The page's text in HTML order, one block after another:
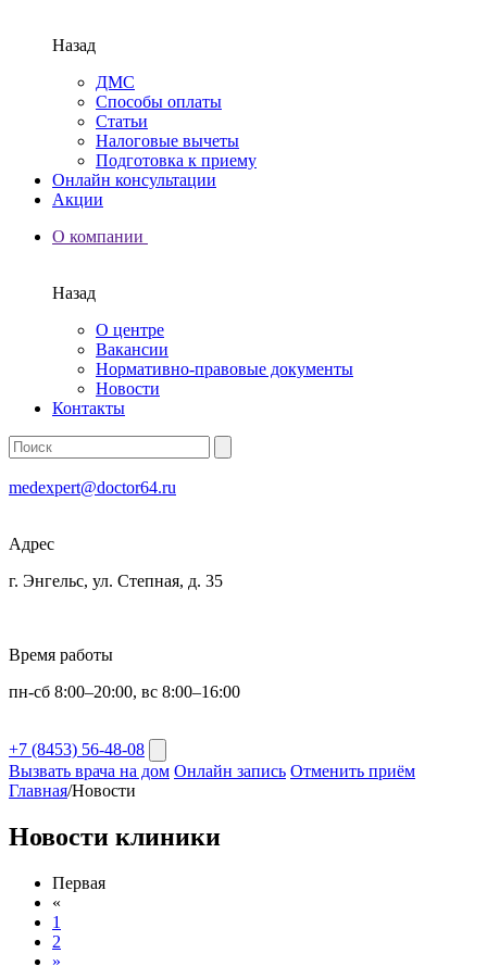
Назад
ДМС
Способы оплаты
Статьи
Налоговые вычеты
Подготовка к приему
Онлайн консультации
Акции
О компании
Назад
О центре
Вакансии
Нормативно-правовые документы
Новости
Контакты
medexpert@doctor64.ru
Адрес
г. Энгельс, ул. Степная, д. 35
Время работы
пн-сб 8:00–20:00, вс 8:00–16:00
+7 (8453) 56-48-08
Вызвать врача на дом Онлайн запись Отменить приём
Главная/Новости
Новости клиники
Первая
«
1
2
»